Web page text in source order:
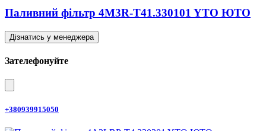
Паливний фільтр 4M3R-T41.330101 YTO ЮТО
Дізнатись у менеджера
Зателефонуйте
+380939915050